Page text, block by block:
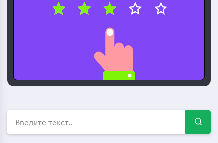
Бесплатные шаблоны